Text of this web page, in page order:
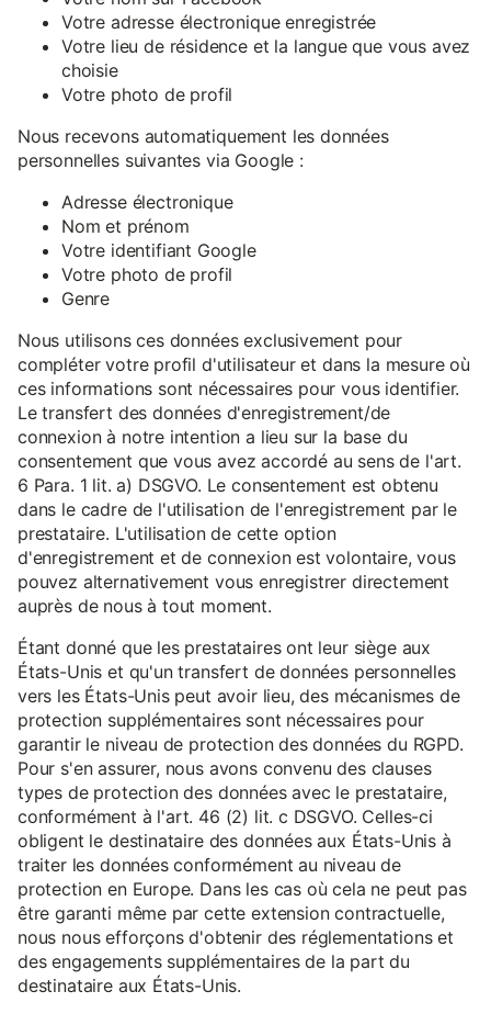
Votre adresse électronique enregistrée
Votre lieu de résidence et la langue que vous avez
choisie
Votre photo de profil
Nous recevons automatiquement les données
personnelles suivantes via Google :
Adresse électronique
Nom et prénom
Votre identifiant Google
Votre photo de profil
Genre
Nous utilisons ces données exclusivement pour
compléter votre profil d'utilisateur et dans la mesure où
ces informations sont nécessaires pour vous identifier.
Le transfert des données d'enregistrement/de
connexion à notre intention a lieu sur la base du
consentement que vous avez accordé au sens de l'art.
6 Para. 1 lit. a) DSGVO. Le consentement est obtenu
dans le cadre de l'utilisation de l'enregistrement par le
prestataire. L'utilisation de cette option
d'enregistrement et de connexion est volontaire, vous
pouvez alternativement vous enregistrer directement
auprès de nous à tout moment.
Étant donné que les prestataires ont leur siège aux
États-Unis et qu'un transfert de données personnelles
vers les États-Unis peut avoir lieu, des mécanismes de
protection supplémentaires sont nécessaires pour
garantir le niveau de protection des données du RGPD.
Pour s'en assurer, nous avons convenu des clauses
types de protection des données avec le prestataire,
conformément à l'art. 46 (2) lit. c DSGVO. Celles-ci
obligent le destinataire des données aux États-Unis à
traiter les données conformément au niveau de
protection en Europe. Dans les cas où cela ne peut pas
être garanti même par cette extension contractuelle,
nous nous efforçons d'obtenir des réglementations et
des engagements supplémentaires de la part du
destinataire aux États-Unis.